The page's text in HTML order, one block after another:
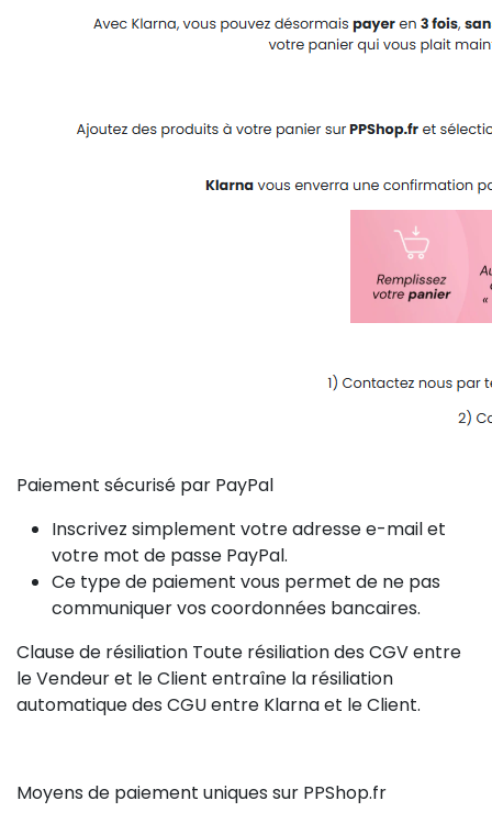
Paiement sécurisé par PayPal
Inscrivez simplement votre adresse e-mail et
votre mot de passe PayPal.
Ce type de paiement vous permet de ne pas
communiquer vos coordonnées bancaires.
Clause de résiliation Toute résiliation des CGV entre
le Vendeur et le Client entraîne la résiliation
automatique des CGU entre Klarna et le Client.
Moyens de paiement uniques sur PPShop.fr